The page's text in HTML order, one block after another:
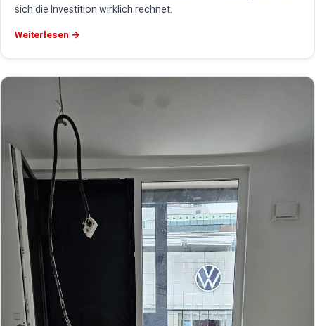
sich die Investition wirklich rechnet.
Weiterlesen →